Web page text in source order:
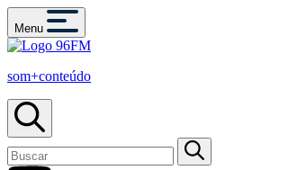
Menu
som+conteúdo